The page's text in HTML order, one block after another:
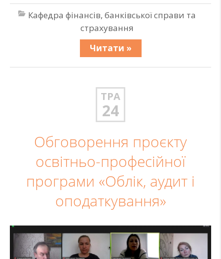
Кафедра фінансів, банківської справи та
страхування
Читати »
ТРА
24
Обговорення проєкту
освітньо-професійної
програми «Облік, аудит і
оподаткування»